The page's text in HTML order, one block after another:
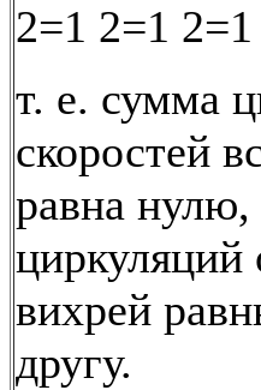
2=1 2=1 2=1
т. е. сумма
скоростей
равна
вихрей
другу.